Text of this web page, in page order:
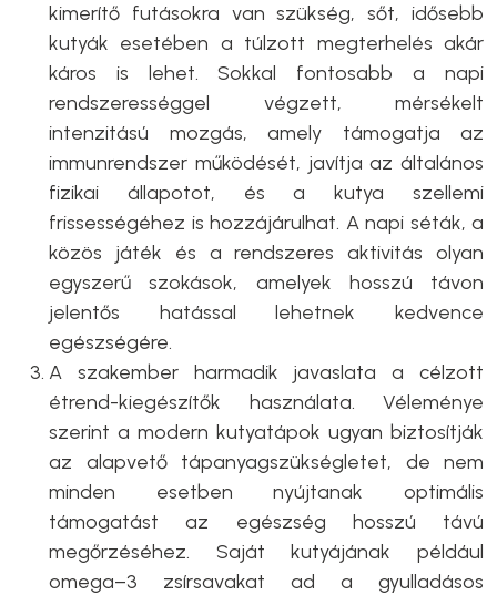
kimerítő futásokra van szükség, sőt, idősebb
kutyák esetében a túlzott megterhelés akár
káros is lehet. Sokkal fontosabb a napi
rendszerességgel végzett, mérsékelt
intenzitású mozgás, amely támogatja az
immunrendszer működését, javítja az általános
fizikai állapotot, és a kutya szellemi
frissességéhez is hozzájárulhat. A napi séták, a
közös játék és a rendszeres aktivitás olyan
egyszerű szokások, amelyek hosszú távon
jelentős hatással lehetnek kedvence
egészségére.
A szakember harmadik javaslata a célzott
étrend-kiegészítők használata. Véleménye
szerint a modern kutyatápok ugyan biztosítják
az alapvető tápanyagszükségletet, de nem
minden esetben nyújtanak optimális
támogatást az egészség hosszú távú
megőrzéséhez. Saját kutyájának például
omega–3 zsírsavakat ad a gyulladásos